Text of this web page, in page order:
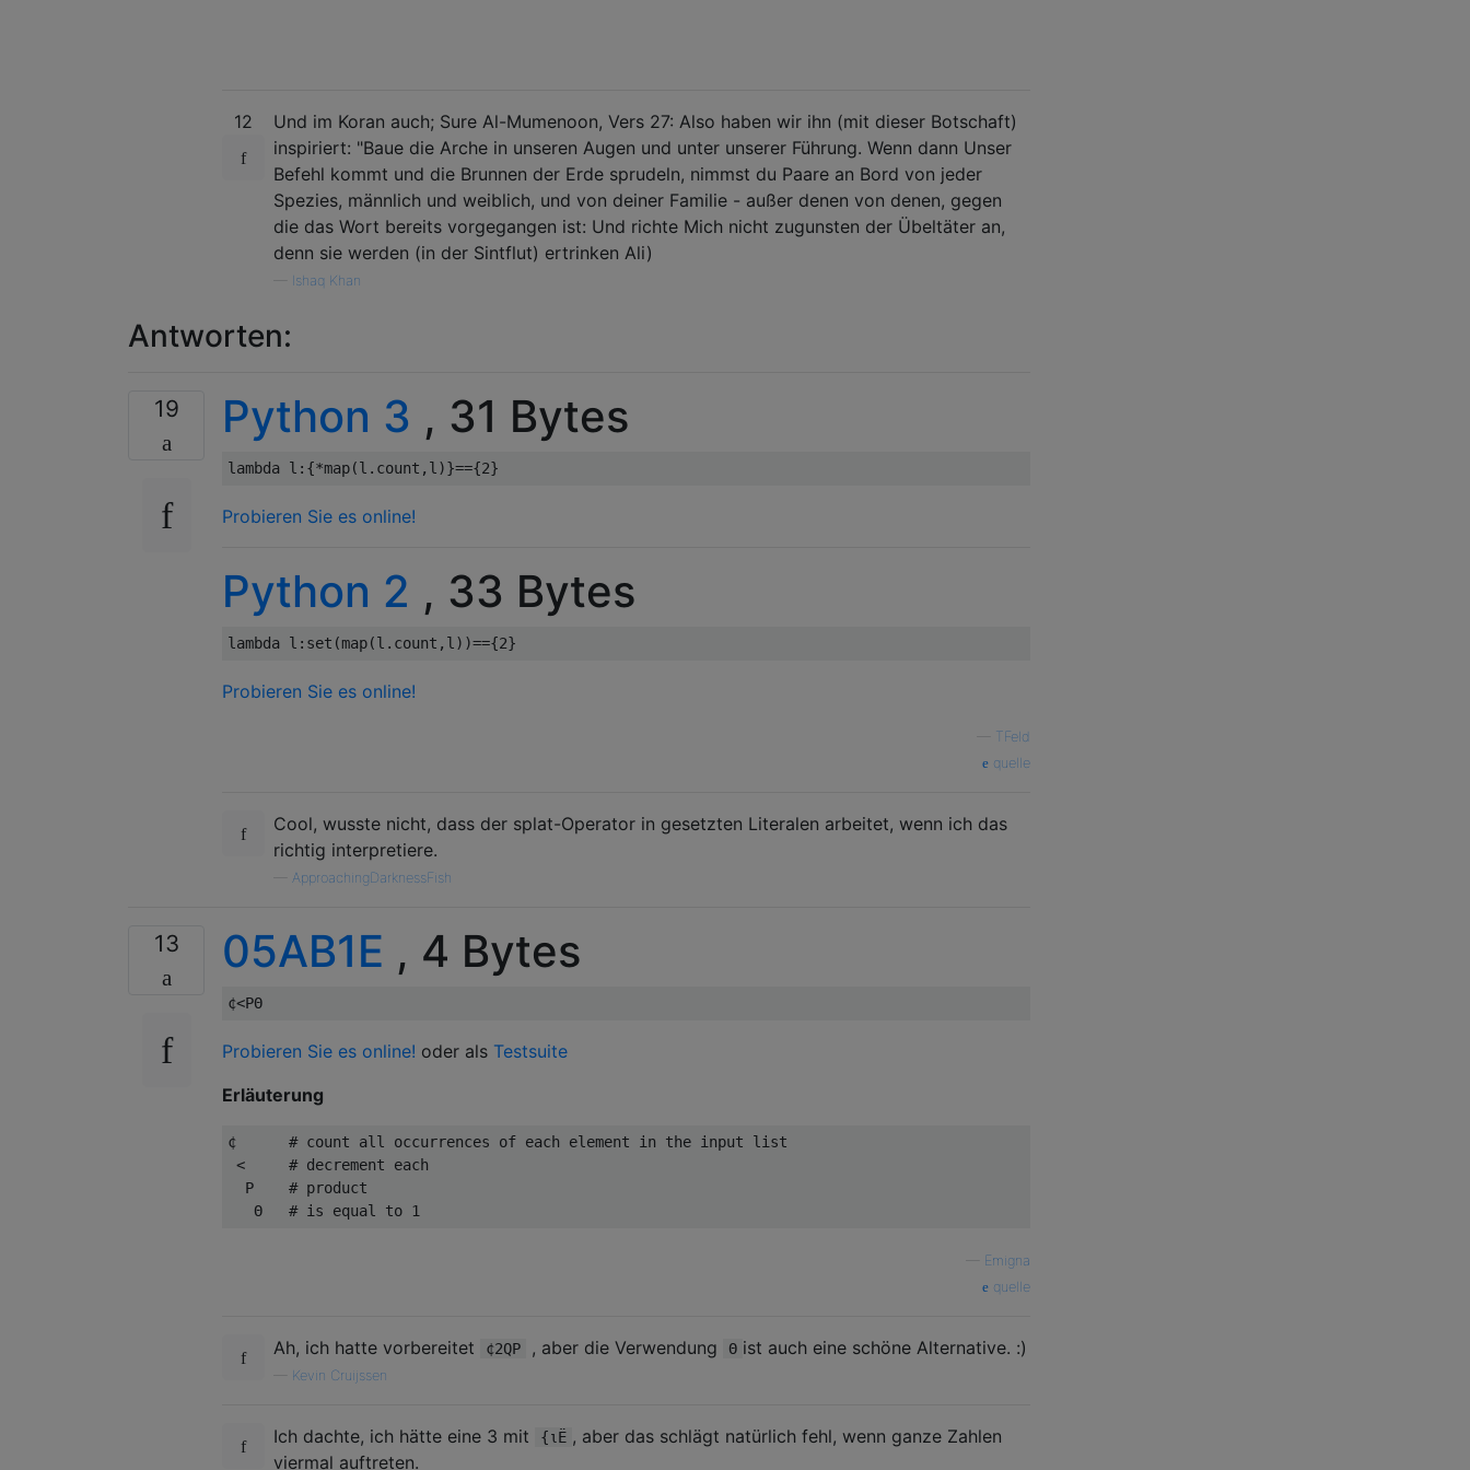
12
Und im Koran auch; Sure Al-Mumenoon, Vers 27: Also haben wir ihn (mit dieser Botschaft)
inspiriert: "Baue die Arche in unseren Augen und unter unserer Führung. Wenn dann Unser
Befehl kommt und die Brunnen der Erde sprudeln, nimmst du Paare an Bord von jeder
Spezies, männlich und weiblich, und von deiner Familie - außer denen von denen, gegen
die das Wort bereits vorgegangen ist: Und richte Mich nicht zugunsten der Übeltäter an,
denn sie werden (in der Sintflut) ertrinken Ali)
Ishaq Khan
Antworten:
19 Python 3 , 31 Bytes
lambda l :{*map(l . count , l )}=={2}
Probieren Sie es online!
Python 2 , 33 Bytes
lambda l : set (map(l . count , l ))=={2}
Probieren Sie es online!
TFeld
quelle
Cool, wusste nicht, dass der splat-Operator in gesetzten Literalen arbeitet, wenn ich das
richtig interpretiere.
ApproachingDarknessFish
13 05AB1E , 4 Bytes
Probieren Sie es online! oder als Testsuite
Erläuterung
¢      # count all occurrences of each element in the input list
<     # decrement each
  P    # product
Emigna
quelle
Ah, ich hatte vorbereitet ¢2QP , aber die Verwendung Θ ist auch eine schöne Alternative. :)
Kevin Cruijssen
Ich dachte, ich hätte eine 3 mit {ιË , aber das schlägt natürlich fehl, wenn ganze Zahlen
viermal auftreten.